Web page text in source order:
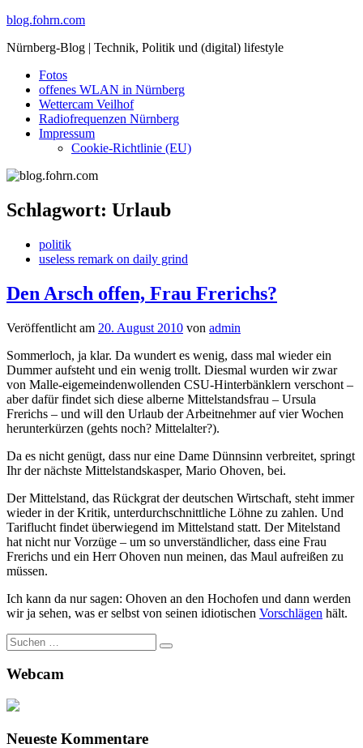
Skip
content
blog.fohrn.com
Nürnberg-Blog | Technik, Politik und (digital) lifestyle
Fotos
offenes WLAN in Nürnberg
Wettercam Veilhof
Radiofrequenzen Nürnberg
Impressum
Cookie-Richtlinie (EU)
Schlagwort: Urlaub
politik
useless remark on daily grind
Den Arsch offen, Frau Frerichs?
Veröffentlicht am 20. August 2010 von admin
Sommerloch, ja klar. Da wundert es wenig, dass mal wieder ein
Dummer aufsteht und ein wenig trollt. Diesmal wurden wir zwar
von Malle-eigemeindenwollenden CSU-Hinterbänklern verschont –
aber dafür findet sich diese alberne Mittelstandsfrau – Ursula
Frerichs – und will den Urlaub der Arbeitnehmer auf vier Wochen
herunterkürzen (gehts noch? Mittelalter?).
Da es nicht genügt, dass nur eine Dame Dünnsinn verbreitet, springt
Ihr der nächste Mittelstandskasper, Mario Ohoven, bei.
Der Mittelstand, das Rückgrat der deutschen Wirtschaft, steht immer
wieder in der Kritik, unterdurchschnittliche Löhne zu zahlen. Und
Tariflucht findet überwiegend im Mittelstand statt. Der Mitelstand
hat nicht nur Vorzüge – um so unverständlicher, dass eine Frau
Frerichs und ein Herr Ohoven nun meinen, das Maul aufreißen zu
müssen.
Ich kann da nur sagen: Ohoven an den Hochofen und dann werden
wir ja sehen, was er selbst von seinen idiotischen Vorschlägen hält.
Suche
nach:
Webcam
Neueste Kommentare